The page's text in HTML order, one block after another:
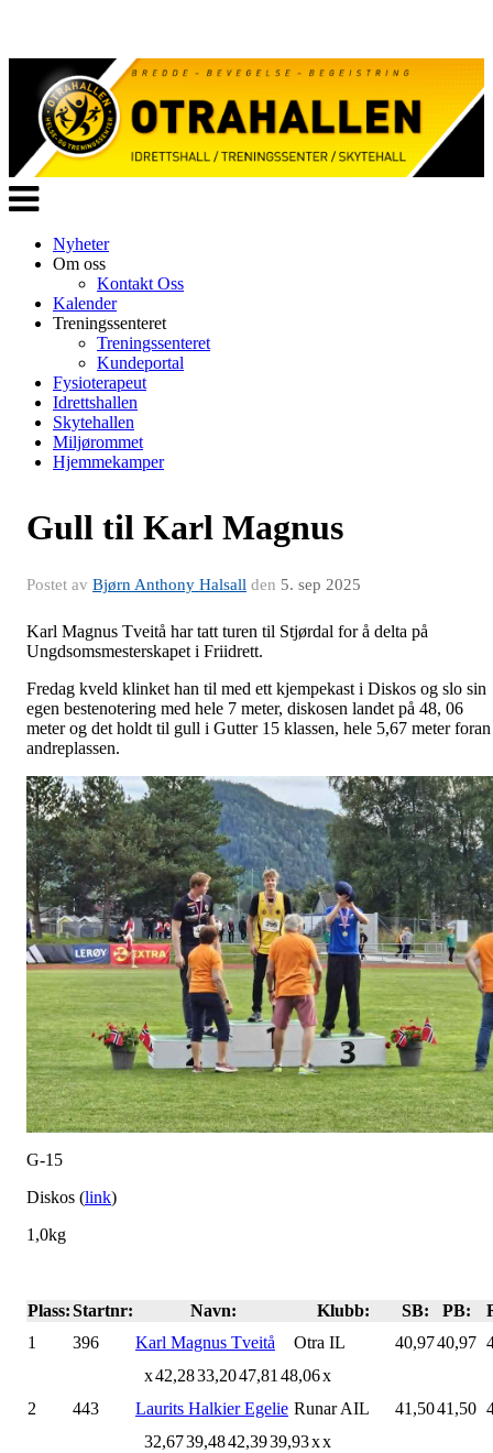
Veksle
navigasjon
Nyheter
Om oss
Kontakt Oss
Kalender
Treningssenteret
Treningssenteret
Kundeportal
Fysioterapeut
Idrettshallen
Skytehallen
Miljørommet
Hjemmekamper
Gull til Karl Magnus
Postet av Bjørn Anthony Halsall den 5. sep 2025
Karl Magnus Tveitå har tatt turen til Stjørdal for å delta på
Ungdsomsmesterskapet i Friidrett.
Fredag kveld klinket han til med ett kjempekast i Diskos og slo sin
egen bestenotering med hele 7 meter, diskosen landet på 48, 06
meter og det holdt til gull i Gutter 15 klassen, hele 5,67 meter foran
andreplassen.
G-15
Diskos (link)
1,0kg
Plass:Startnr: Navn: Klubb: SB: PB:
1
396 Karl Magnus Tveitå Otra IL 40,9740,97
x42,2833,2047,81 48,06x
2
443 Laurits Halkier Egelie Runar AIL 41,5041,50
32,6739,4842,3939,93xx